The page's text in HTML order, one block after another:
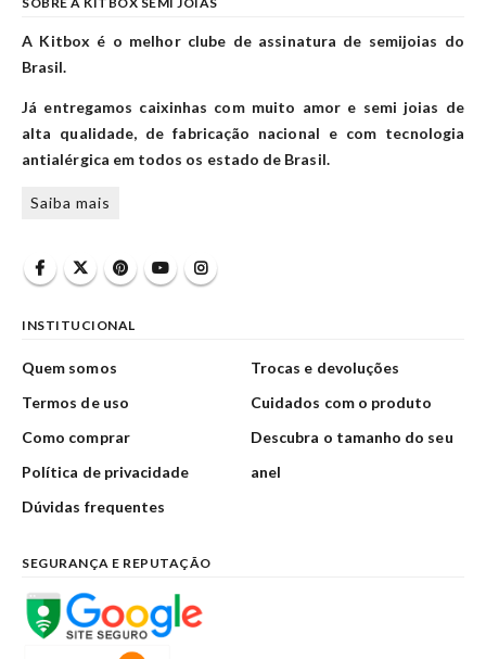
A Kitbox é o melhor clube de assinatura de semijoias do
Brasil.
Já entregamos caixinhas com muito amor e semi joias de
alta qualidade, de fabricação nacional e com tecnologia
antialérgica em todos os estado de Brasil.
Saiba mais
INSTITUCIONAL
Quem somos
Termos de uso
Como comprar
Política de privacidade
Dúvidas frequentes
Trocas e devoluções
Cuidados com o produto
Descubra o tamanho do seu
anel
SEGURANÇA E REPUTAÇÃO